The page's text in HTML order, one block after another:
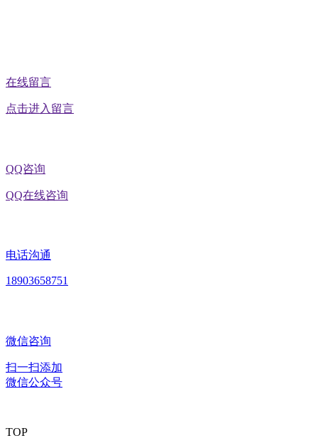
在线留言
点击进入留言
QQ咨询
QQ在线咨询
电话沟通
18903658751
微信咨询
扫一扫添加
微信公众号
TOP